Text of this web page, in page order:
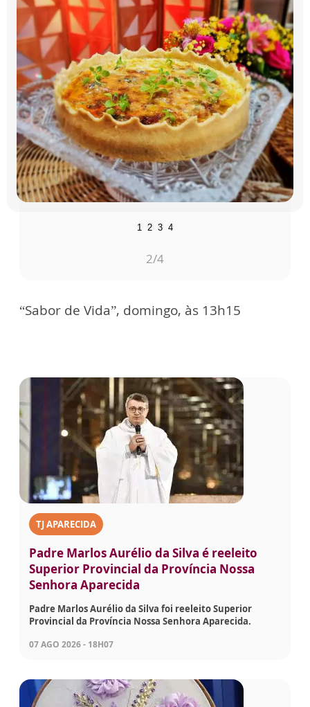
1 2 3 4
2/4
“Sabor de Vida”, domingo, às 13h15
TJ APARECIDA
Padre Marlos Aurélio da Silva é reeleito
Superior Provincial da Província Nossa
Senhora Aparecida
Padre Marlos Aurélio da Silva foi reeleito Superior
Provincial da Província Nossa Senhora Aparecida.
07 AGO 2026 - 18H07